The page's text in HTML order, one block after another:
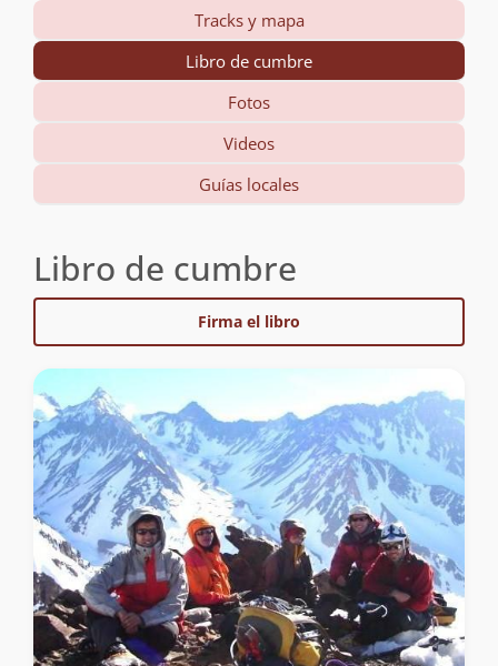
Tracks y mapa
Libro de cumbre
Fotos
Videos
Guías locales
Libro de cumbre
Firma el libro